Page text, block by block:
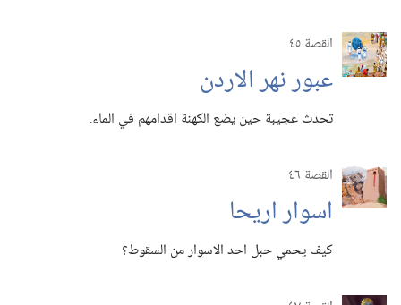
القصة ٤٥
عبور نهر الاردن
تحدث عجيبة حين يضع الكهنة اقدامهم في الماء.‏
القصة ٤٦
اسوار اريحا
كيف يحمي حبل احد الاسوار من السقوط؟‏